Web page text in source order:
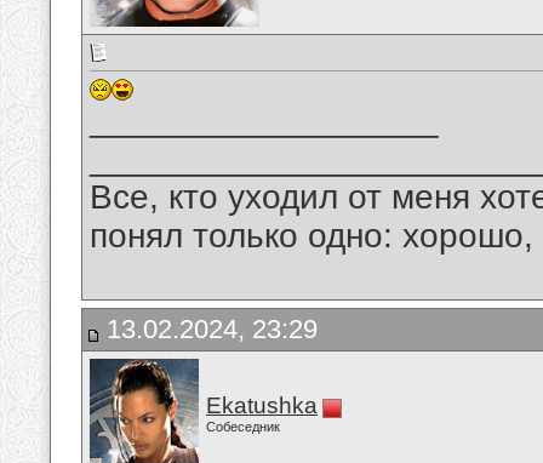
Все, кто уходил от меня
понял только одно:
13.02.2024, 23:29
Ekatushka
Собеседник